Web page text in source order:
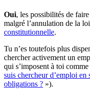
Oui, les possibilités de
malgré l’annulation de la
constitutionnelle.
Tu n’es toutefois plus
chercher activement un
qui s’imposent à toi
suis chercheur d’emploi en
obligations ? »).